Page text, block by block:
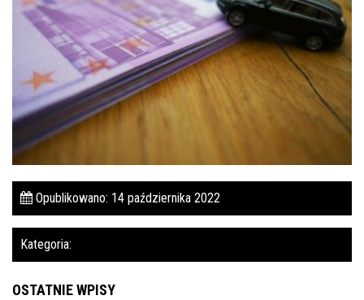
Pomoc w znalezieniu auta w Polsce
Wyszukiwanie samochodu w ogłoszeniach
Kim jesteśmy
Referencje
Blog
Cennik
Zamów inspekcję
505
Opublikowano: 14 października 2022
Kategoria:
OSTATNIE WPISY